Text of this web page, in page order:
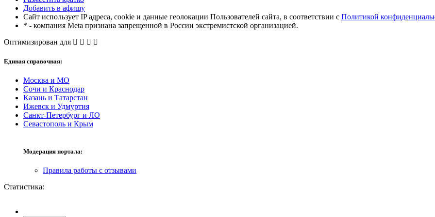
Добавить в афишу
Сайт использует IP адреса, cookie и данные геолокации Пользователей сайта, в соответствии с Политикой
* - компания Meta признана запрещенной в России экстремистской организацией.
Оптимизирован для
Единая справочная:
Москва и МО
Сочи и Краснодар
Казань и Татарстан
Ижевск и Удмуртия
Санкт-Петербург и ЛО
Севастополь и Крым
Модерация портала:
Правила работы с отзывами
Статистика: